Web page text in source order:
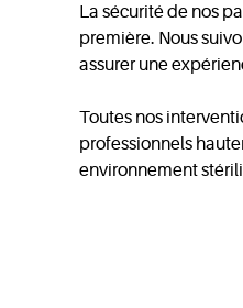
La sécurité de nos
première. Nous
assurer une
Toutes nos
professionnels
environnement